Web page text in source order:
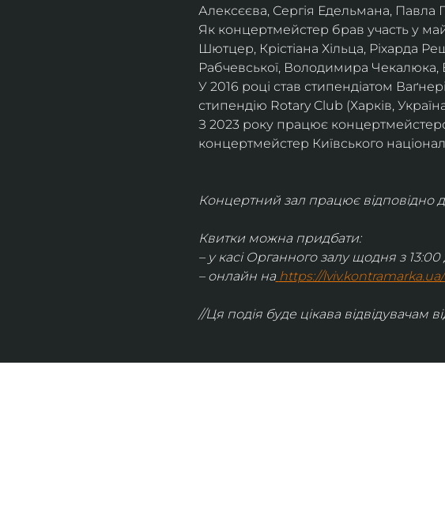
Алексєєва, Сергія Едельмана, Павла
Як концертмейстер брав участь у
Шютцер, Крістіана Хільца, Ріхарда
Рабчевської, Володимира Чекалюка,
У 2016 році став стипендіатом
стипендію Rotary Club (Харків,
З 2023 року працює
концертмейстер Київського
Концертний зал працює відповідно
Квитки можна придбати:
– у касі Органного залу щодня з 13:00
– онлайн на https://
//Ця подія буде цікава відвідувачам